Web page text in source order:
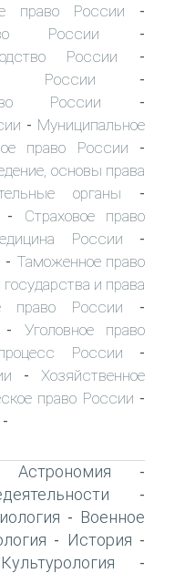
право России -
России -
России -
России -
России -
- Муниципальное
право России -
основы права
органы -
- Страховое право
России -
- Таможенное право
и права
право России -
- Уголовное право
России -
- Хозяйственное
право России -
-
Астрономия -
-
- Военное
- История -
Культурология -